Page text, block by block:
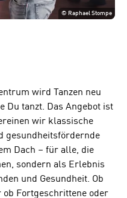
© Raphael Stompe
wird Tanzen neu
Du tanzt. Das Angebot ist
wir klassische
gesundheitsfördernde
Dach – für alle, die
sondern als Erlebnis
und Gesundheit. Ob
Fortgeschrittene oder